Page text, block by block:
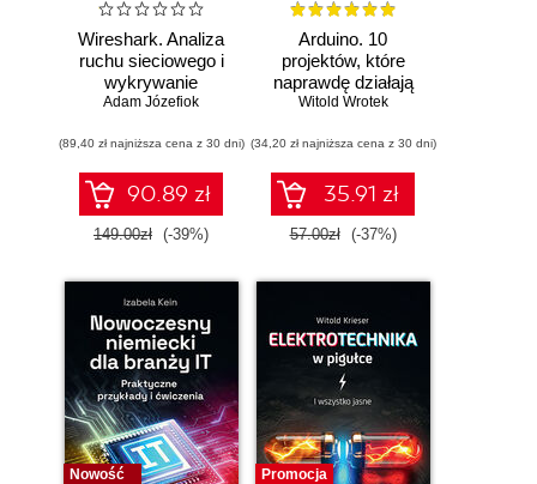
Wireshark. Analiza
ruchu sieciowego i
wykrywanie
włamań
Adam Józefiok
(89,40 zł najniższa cena z 30 dni)
90.89 zł
149.00zł (-39%)
Arduino. 10
projektów, które
naprawdę działają
Witold Wrotek
(34,20 zł najniższa cena z 30 dni)
35.91 zł
57.00zł (-37%)
Nowość
Promocja